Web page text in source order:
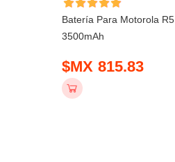
Batería Para Motorola R5
3500mAh
$MX 815.83